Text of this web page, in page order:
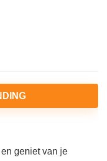
geniet van je